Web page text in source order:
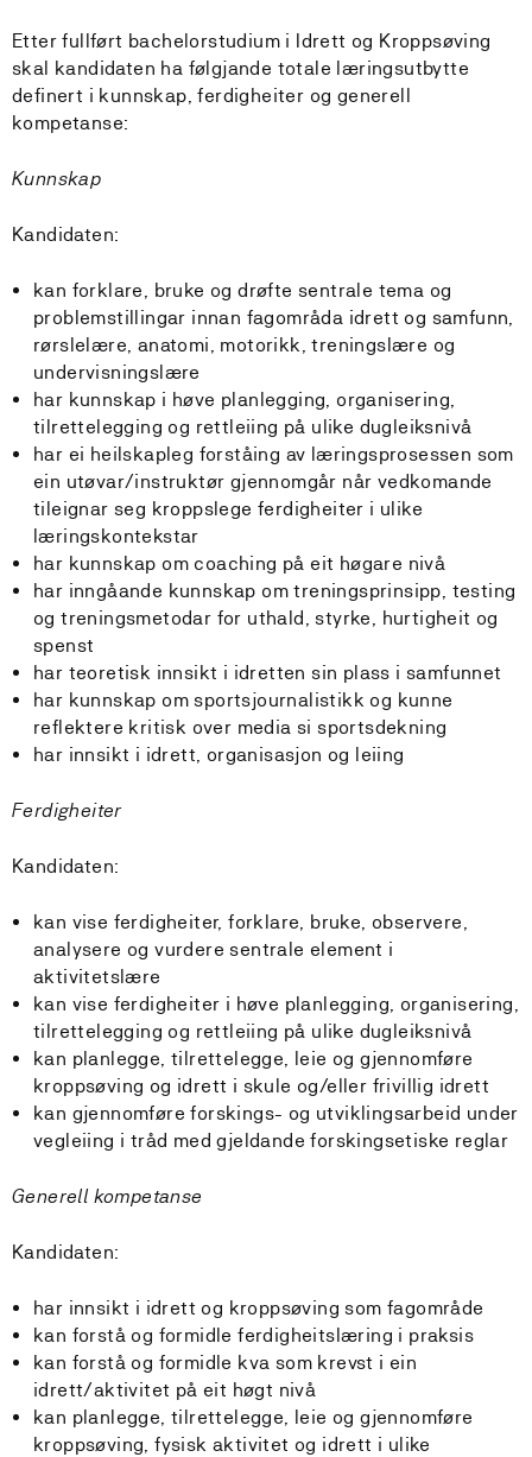
Etter fullført bachelorstudium i Idrett og Kroppsøving
skal kandidaten ha følgjande totale læringsutbytte
definert i kunnskap, ferdigheiter og generell
kompetanse:
Kunnskap
Kandidaten:
kan forklare, bruke og drøfte sentrale tema og
problemstillingar innan fagområda idrett og samfunn,
rørslelære, anatomi, motorikk, treningslære og
undervisningslære
har kunnskap i høve planlegging, organisering,
tilrettelegging og rettleiing på ulike dugleiksnivå
har ei heilskapleg forståing av læringsprosessen som
ein utøvar/instruktør gjennomgår når vedkomande
tileignar seg kroppslege ferdigheiter i ulike
læringskontekstar
har kunnskap om coaching på eit høgare nivå
har inngåande kunnskap om treningsprinsipp, testing
og treningsmetodar for uthald, styrke, hurtigheit og
spenst
har teoretisk innsikt i idretten sin plass i samfunnet
har kunnskap om sportsjournalistikk og kunne
reflektere kritisk over media si sportsdekning
har innsikt i idrett, organisasjon og leiing
Ferdigheiter
Kandidaten:
kan vise ferdigheiter, forklare, bruke, observere,
analysere og vurdere sentrale element i
aktivitetslære
kan vise ferdigheiter i høve planlegging, organisering,
tilrettelegging og rettleiing på ulike dugleiksnivå
kan planlegge, tilrettelegge, leie og gjennomføre
kroppsøving og idrett i skule og/eller frivillig idrett
kan gjennomføre forskings- og utviklingsarbeid under
vegleiing i tråd med gjeldande forskingsetiske reglar
Generell kompetanse
Kandidaten:
har innsikt i idrett og kroppsøving som fagområde
kan forstå og formidle ferdigheitslæring i praksis
kan forstå og formidle kva som krevst i ein
idrett/aktivitet på eit høgt nivå
kan planlegge, tilrettelegge, leie og gjennomføre
kroppsøving, fysisk aktivitet og idrett i ulike